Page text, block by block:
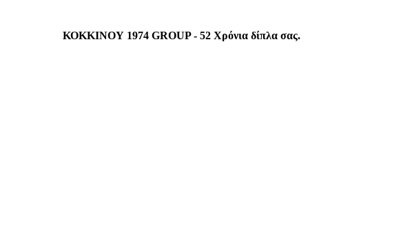
ΚΟΚΚΙΝΟΥ 1974 GROUP - 52 Χρόνια δίπλα σας.